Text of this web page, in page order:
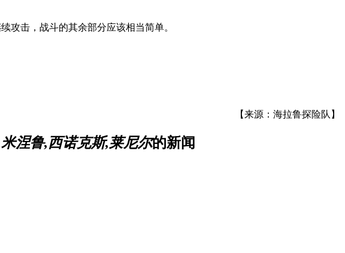
攻击，战斗的其余部分应该相当简单。
【来源：海拉鲁探险队】
涅鲁,西诺克斯,莱尼尔的新闻